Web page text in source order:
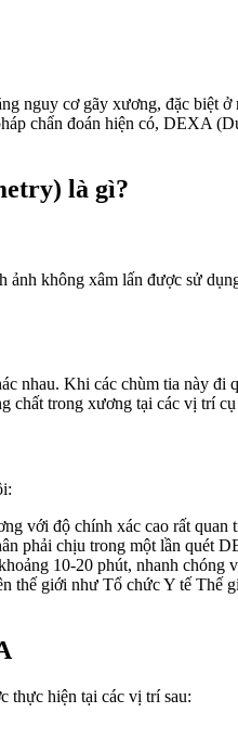
nguy cơ gãy xương, đặc
chẩn đoán hiện có, DEXA
là gì?
không xâm lấn được sử
Khi các chùm tia này đi
trong xương tại các vị trí
với độ chính xác cao rất quan
phải chịu trong một lần quét
10-20 phút, nhanh chóng
thế giới như Tổ chức Y tế
thực hiện tại các vị trí sau: